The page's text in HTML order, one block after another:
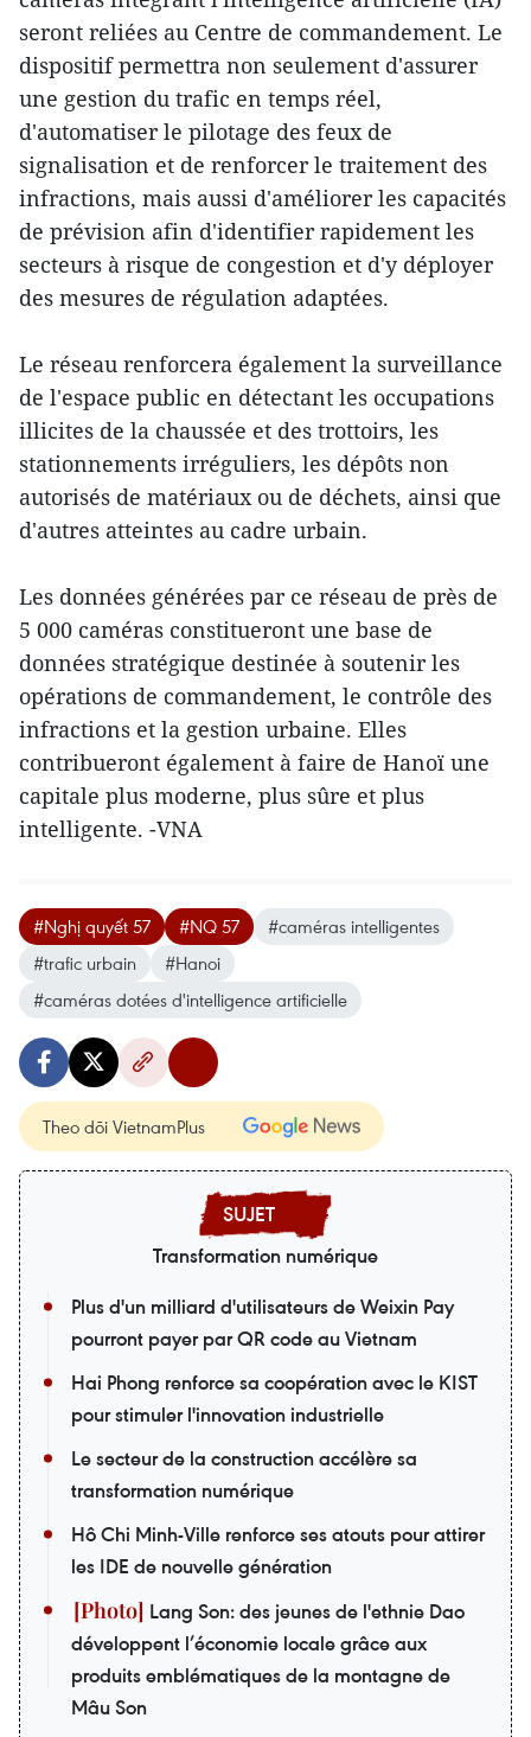
seront reliées au Centre de commandement. Le
dispositif permettra non seulement d'assurer
une gestion du trafic en temps réel,
d'automatiser le pilotage des feux de
signalisation et de renforcer le traitement des
infractions, mais aussi d'améliorer les capacités
de prévision afin d'identifier rapidement les
secteurs à risque de congestion et d'y déployer
des mesures de régulation adaptées.
Le réseau renforcera également la surveillance
de l'espace public en détectant les occupations
illicites de la chaussée et des trottoirs, les
stationnements irréguliers, les dépôts non
autorisés de matériaux ou de déchets, ainsi que
d'autres atteintes au cadre urbain.
Les données générées par ce réseau de près de
5 000 caméras constitueront une base de
données stratégique destinée à soutenir les
opérations de commandement, le contrôle des
infractions et la gestion urbaine. Elles
contribueront également à faire de Hanoï une
capitale plus moderne, plus sûre et plus
intelligente. -VNA
#Nghị quyết 57 #NQ 57
#caméras intelligentes
#trafic urbain
#Hanoi
#caméras dotées d'intelligence artificielle
Theo dõi VietnamPlus
Transformation numérique
Plus d'un milliard d'utilisateurs de Weixin Pay
pourront payer par QR code au Vietnam
Hai Phong renforce sa coopération avec le KIST
pour stimuler l'innovation industrielle
Le secteur de la construction accélère sa
transformation numérique
Hô Chi Minh-Ville renforce ses atouts pour attirer
les IDE de nouvelle génération
Lang Son: des jeunes de l'ethnie Dao
développent l’économie locale grâce aux
produits emblématiques de la montagne de
Mâu Son